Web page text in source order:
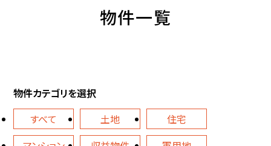
物件一覧
物件カテゴリを選択
すべて
土地
住宅